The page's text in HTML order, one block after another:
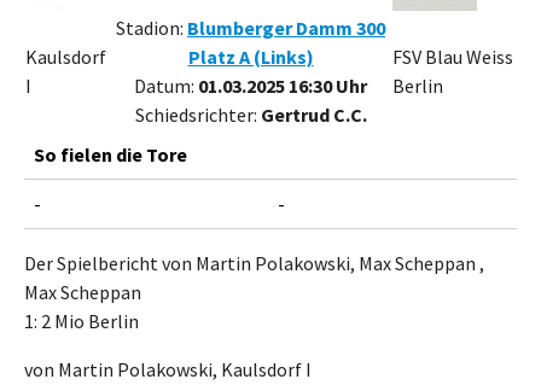
Kaulsdorf
I
Stadion: Blumberger Damm 300
Platz A (Links)
Datum: 01.03.2025 16:30 Uhr
Schiedsrichter: Gertrud C.C.
FSV Blau Weiss
Berlin
So fielen die Tore
- -
Der Spielbericht von Martin Polakowski, Max Scheppan ,
Max Scheppan
1: 2 Mio Berlin
von Martin Polakowski, Kaulsdorf I